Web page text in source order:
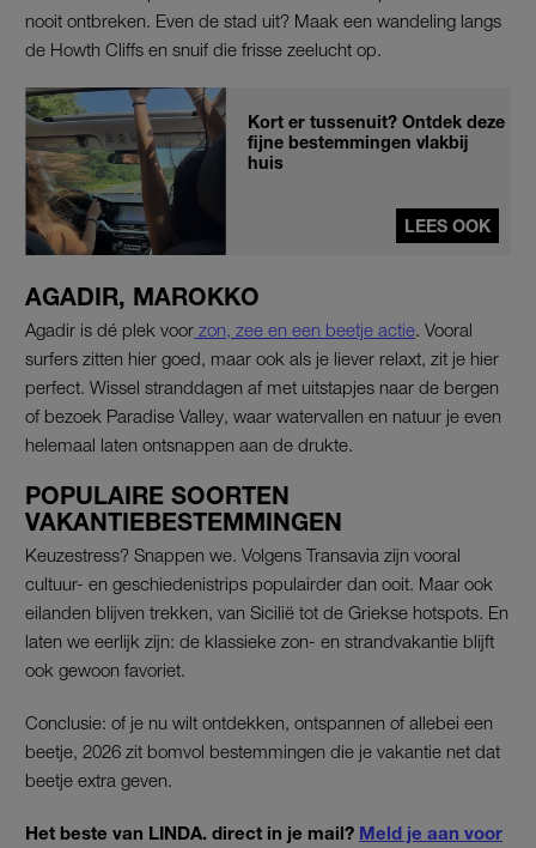
nooit ontbreken. Even de stad uit? Maak een wandeling langs
de Howth Cliffs en snuif die frisse zeelucht op.
Kort er tussenuit? Ontdek deze
fijne bestemmingen vlakbij
huis
LEES OOK
AGADIR, MAROKKO
Agadir is dé plek voor zon, zee en een beetje actie. Vooral
surfers zitten hier goed, maar ook als je liever relaxt, zit je hier
perfect. Wissel stranddagen af met uitstapjes naar de bergen
of bezoek Paradise Valley, waar watervallen en natuur je even
helemaal laten ontsnappen aan de drukte.
POPULAIRE SOORTEN
VAKANTIEBESTEMMINGEN
Keuzestress? Snappen we. Volgens Transavia zijn vooral
cultuur- en geschiedenistrips populairder dan ooit. Maar ook
eilanden blijven trekken, van Sicilië tot de Griekse hotspots. En
laten we eerlijk zijn: de klassieke zon- en strandvakantie blijft
ook gewoon favoriet.
Conclusie: of je nu wilt ontdekken, ontspannen of allebei een
beetje, 2026 zit bomvol bestemmingen die je vakantie net dat
beetje extra geven.
Het beste van LINDA. direct in je mail? Meld je aan voor